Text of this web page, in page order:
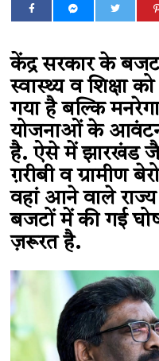
केंद्र सरकार के
स्वास्थ्य व शिक्षा
गया है बल्कि
योजनाओं के आवंटन
है. ऐसे में झारखंड
ग़रीबी व ग्रामीण
वहां आने वाले
बजटों में की गई
ज़रूरत है.